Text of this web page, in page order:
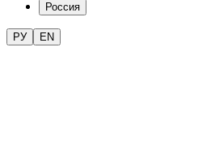
Россия
РУ EN